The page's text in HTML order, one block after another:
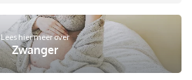
Lees hier meer over
Zwanger